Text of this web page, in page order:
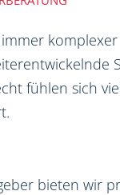
fühlen sich
bieten wir